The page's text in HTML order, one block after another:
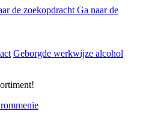
de zoekopdracht Ga naar de
Geborgde werkwijze alcohol